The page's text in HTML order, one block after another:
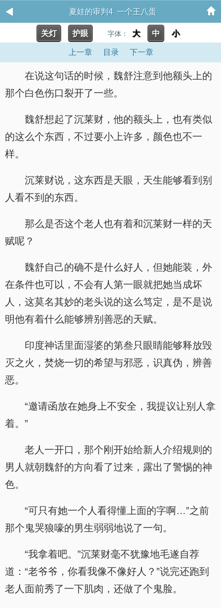
夏娃的审判4 一个王八蛋
关灯 护眼 字体： 大 中 小
上一章 目录 下一章
在说这句话的时候，魏舒注意到他额头上的
那个白色伤口裂开了一些。
魏舒想起了沉莱财，他的额头上，也有类似
的这么个东西，不过要小上许多，颜色也不一
样。
沉莱财说，这东西是天眼，天生能够看到别
人看不到的东西。
那么是否这个老人也有着和沉莱财一样的天
赋呢？
魏舒自己的确不是什么好人，但她能装，外
在条件也可以，不会有人第一眼就把她当成坏
人，这莫名其妙的老头说的这么笃定，是不是说
明他有着什么能够辨别善恶的天赋。
印度神话里面湿婆的第叁只眼睛能够释放毁
灭之火，焚烧一切的希望与邪恶，识真伪，辨善
恶。
“邀请函放在她身上不安全，我提议让别人拿
着。”
老人一开口，那个刚开始给新人介绍规则的
男人就朝魏舒的方向看了过来，露出了警惕的神
色。
“可只有她一个人看得懂上面的字啊…”之前
那个鬼哭狼嚎的男生弱弱地说了一句。
“我拿着吧。”沉莱财毫不犹豫地毛遂自荐
道：“老爷爷，你看我像不像好人？”说完还跑到
老人面前秀了一下肌肉，还做了个鬼脸。